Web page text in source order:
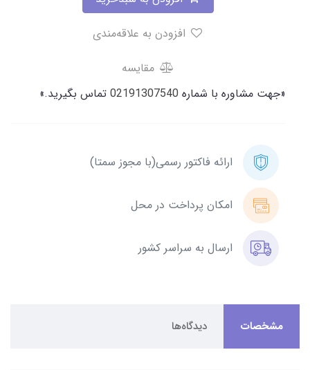
مقایسه
«جهت مشاوره با شماره 02191307540 تماس بگیرید.»
ارائه فاکتور رسمی(با مجوز سمتا)
امکان پرداخت در محل
ارسال به سراسر کشور
مشخصات دیدگاه‌ها